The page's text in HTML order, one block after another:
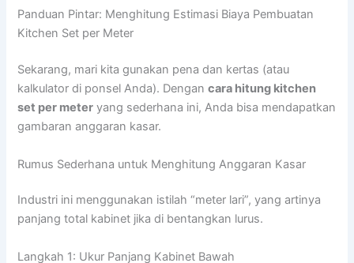
Panduan Pintar: Menghitung Estimasi Biaya Pembuatan
Kitchen Set per Meter
Sekarang, mari kita gunakan pena dan kertas (atau
kalkulator di ponsel Anda). Dengancara hitung kitchen
set per meter yang sederhana ini, Anda bisa mendapatkan
gambaran anggaran kasar.
Rumus Sederhana untuk Menghitung Anggaran Kasar
Industri ini menggunakan istilah “meter lari”, yang artinya
panjang total kabinet jika di bentangkan lurus.
Langkah 1: Ukur Panjang Kabinet Bawah